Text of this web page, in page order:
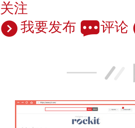
关注
我要发布
评论